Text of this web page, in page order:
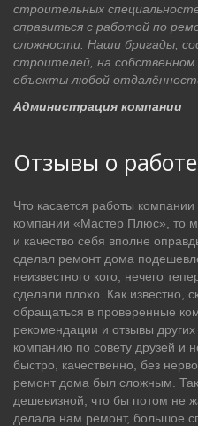
строительных
справиться с работой по
сложности. Наши бригады,
строителей, на
объекты любой
Администрация компании
Отзывы о работе
Что касается работы
компании «Мастер Плюс», то
и качество себя вполне
сделал ремонт дома
неизвестного кого, нечего
сделали плохо. Как известно,
обращаться в проверенные
рекомендации и отзывы
компанию по совету друзей и
быстро, качественно, без
ремонт дома был сложным.
дешевизной, что бы потом не
делала нам ремонт, большое